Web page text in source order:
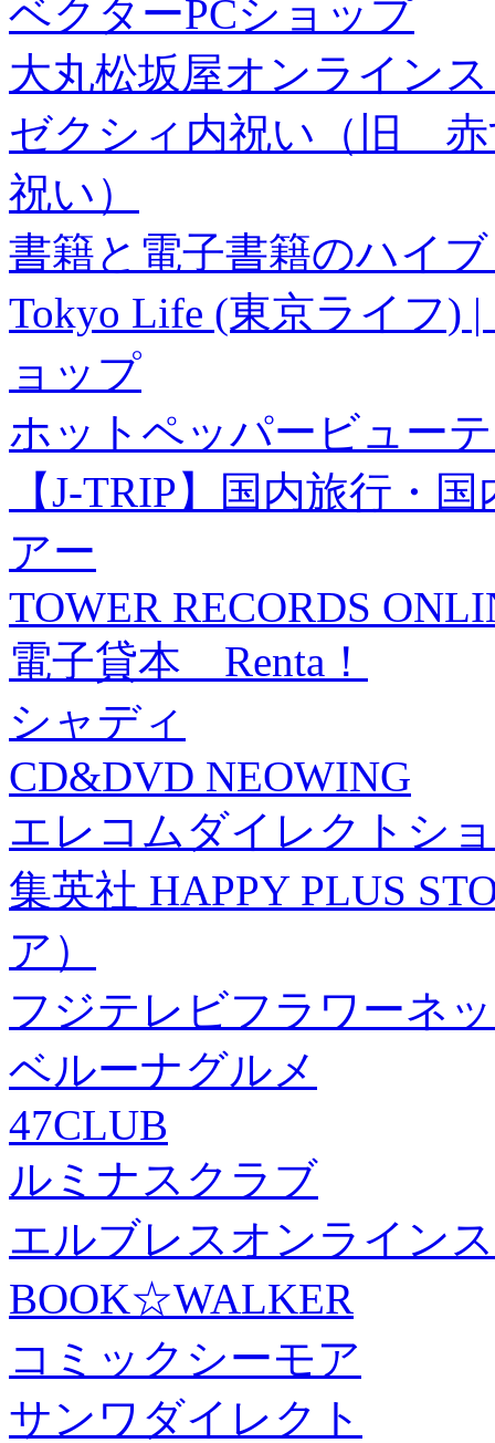
ベクターPCショップ
大丸松坂屋オンライン
ゼクシィ内祝い（旧 赤
祝い）
書籍と電子書籍のハイ
Tokyo Life (東京ライフ)
ョップ
ホットペッパービュー
【J-TRIP】国内旅行・
アー
TOWER RECORDS
電子貸本 Renta！
シャディ
CD&DVD NEOWING
エレコムダイレクトシ
集英社 HAPPY PLUS
ア）
フジテレビフラワーネ
ベルーナグルメ
47CLUB
ルミナスクラブ
エルブレスオンライン
BOOK☆WALKER
コミックシーモア
サンワダイレクト